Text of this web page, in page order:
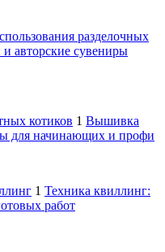
разделочных
авторские сувениры
котиков 1 Вышивка
для начинающих и профи
1 Техника квиллинг:
работ